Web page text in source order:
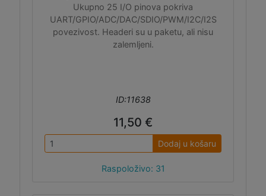
Ukupno 25 I/O pinova pokriva
UART/GPIO/ADC/DAC/SDIO/PWM/I2C/I2S
povezivost. Headeri su u paketu, ali nisu
zalemljeni.
ID:11638
11,50 €
Dodaj u košaru
Raspoloživo: 31